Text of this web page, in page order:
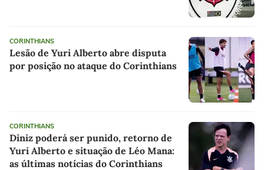
CORINTHIANS
Lesão de Yuri Alberto abre disputa
por posição no ataque do Corinthians
CORINTHIANS
Diniz poderá ser punido, retorno de
Yuri Alberto e situação de Léo Mana:
as últimas notícias do Corinthians